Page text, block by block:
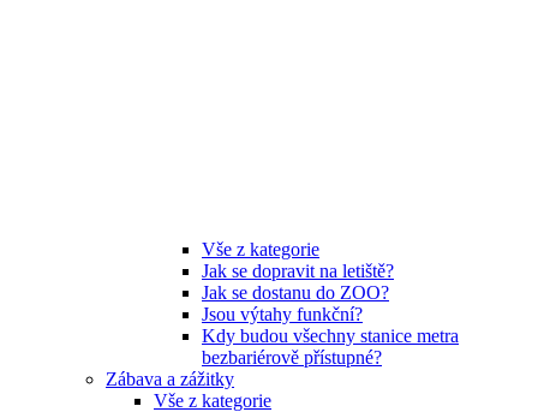
Vše z kategorie
Jak se dopravit na letiště?
Jak se dostanu do ZOO?
Jsou výtahy funkční?
Kdy budou všechny stanice metra
bezbariérově přístupné?
Zábava a zážitky
Vše z kategorie